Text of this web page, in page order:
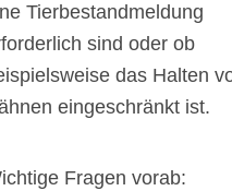
Tierbestandmeldung
sind oder ob
das Halten
eingeschränkt ist.
Fragen vorab: